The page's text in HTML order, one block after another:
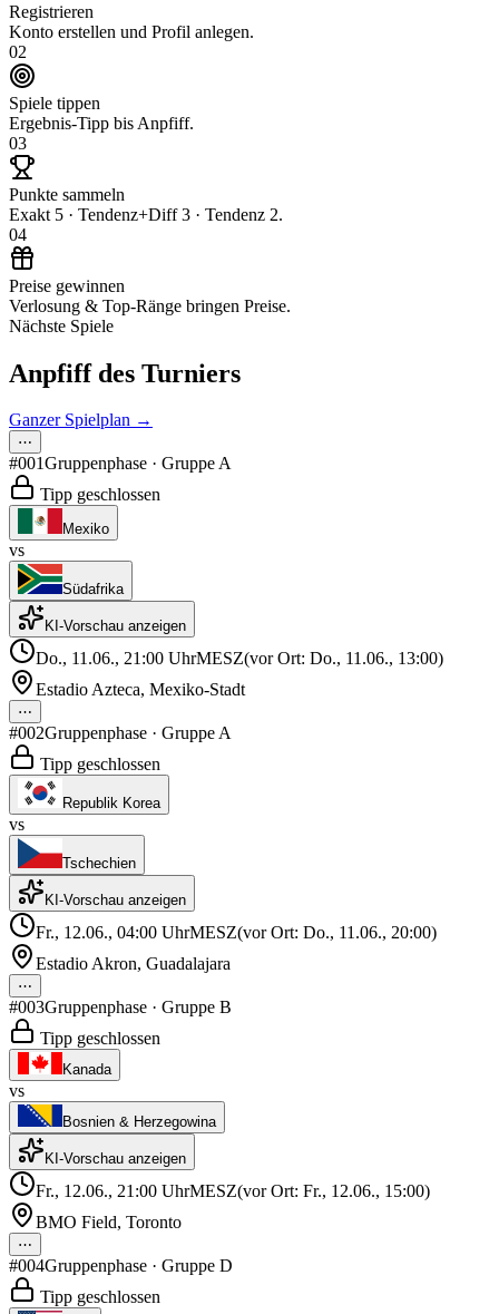
Registrieren
Konto erstellen und Profil anlegen.
02
Spiele tippen
Ergebnis-Tipp bis Anpfiff.
03
Punkte sammeln
Exakt 5 · Tendenz+Diff 3 · Tendenz 2.
04
Preise gewinnen
Verlosung & Top-Ränge bringen Preise.
Nächste Spiele
Anpfiff des Turniers
Ganzer Spielplan →
⋯
#001Gruppenphase · Gruppe A
Tipp geschlossen
Mexiko
vs
Südafrika
KI-Vorschau anzeigen
Do., 11.06., 21:00 UhrMESZ(vor Ort: Do., 11.06., 13:00)
Estadio Azteca, Mexiko-Stadt
⋯
#002Gruppenphase · Gruppe A
Tipp geschlossen
Republik Korea
vs
Tschechien
KI-Vorschau anzeigen
Fr., 12.06., 04:00 UhrMESZ(vor Ort: Do., 11.06., 20:00)
Estadio Akron, Guadalajara
⋯
#003Gruppenphase · Gruppe B
Tipp geschlossen
Kanada
vs
Bosnien & Herzegowina
KI-Vorschau anzeigen
Fr., 12.06., 21:00 UhrMESZ(vor Ort: Fr., 12.06., 15:00)
BMO Field, Toronto
⋯
#004Gruppenphase · Gruppe D
Tipp geschlossen